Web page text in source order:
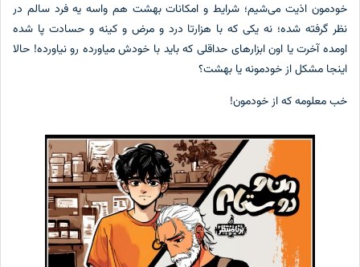
اذیت می‌شیم؛ شرایط و امکانات بهشت هم واسه یه فرد سالم در
گرفته شده؛ نه یکی که با هزارتا درد و مرض و کینه و حسادت پا شده
آخرت یا اون ابزارهای حداقلی که باید با خودش میاورده رو نیاورده! حالا
مشکل از خودمونه یا بهشت؟
معلومه که از خودمون!